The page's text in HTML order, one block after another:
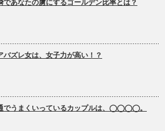
であなたの虜にするゴールデン比率とは？
バズレ女は、女子力が高い！？
でうまくいっているカップルは、◯◯◯◯。